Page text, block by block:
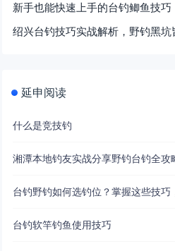
新手也能快速上手的台钓鲫鱼技巧
绍兴台钓技巧实战解析，野钓黑坑
延申阅读
什么是竞技钓
湘潭本地钓友实战分享野钓台钓全攻
台钓软竿钓鱼使用技巧